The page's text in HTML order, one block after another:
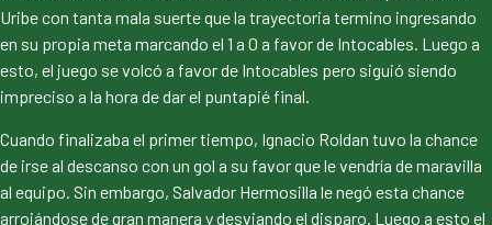
Uribe con tanta mala suerte que la trayectoria termino ingresando
en su propia meta marcando el 1 a 0 a favor de Intocables. Luego a
esto, el juego se volcó a favor de Intocables pero siguió siendo
impreciso a la hora de dar el puntapié final.
Cuando finalizaba el primer tiempo, Ignacio Roldan tuvo la chance
de irse al descanso con un gol a su favor que le vendría de maravilla
al equipo. Sin embargo, Salvador Hermosilla le negó esta chance
arrojándose de gran manera y desviando el disparo. Luego a esto el